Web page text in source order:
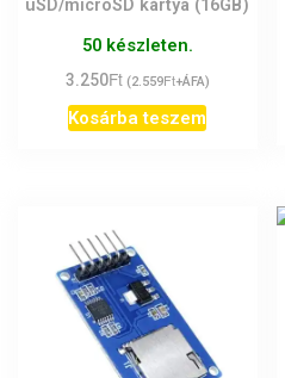
uSD/microSD kártya (16GB)
50 készleten.
3.250Ft (2.559Ft+ÁFA)
Kosárba teszem